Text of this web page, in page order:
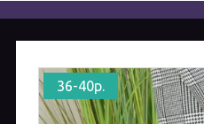
36-40р.